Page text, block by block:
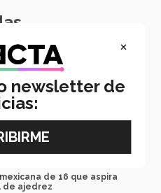
olímpico en mundial de
por el campeonato en liga
de 16 que aspira
de ajedrez
×
newsletter de